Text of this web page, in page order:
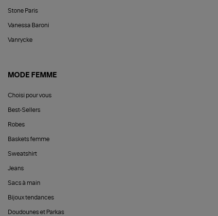
Stone Paris
Vanessa Baroni
Vanrycke
MODE FEMME
Choisi pour vous
Best-Sellers
Robes
Baskets femme
Sweatshirt
Jeans
Sacs à main
Bijoux tendances
Doudounes et Parkas